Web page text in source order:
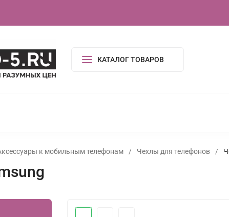
КАТАЛОГ ТОВАРОВ
к мобильным телефонам / Чехлы для телефонов /